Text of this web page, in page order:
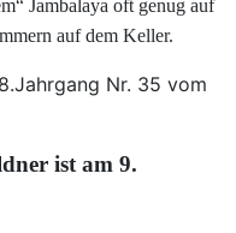
Jambalaya oft genug auf
auf dem Keller.
Nr. 35 vom
ist am 9.